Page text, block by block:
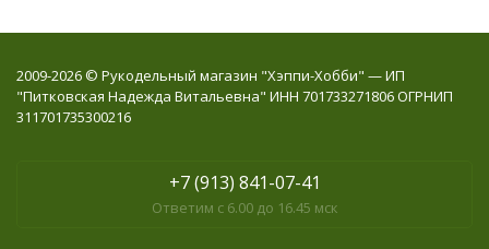
2009-2026 © Рукодельный магазин "Хэппи-Хобби" — ИП
"Питковская Надежда Витальевна" ИНН 701733271806 ОГРНИП
311701735300216
+7 (913) 841-07-41
Ответим с 6.00 до 16.45 мск